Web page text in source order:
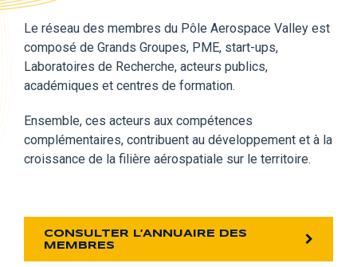
Le réseau des membres du Pôle Aerospace Valley est
composé de Grands Groupes, PME, start-ups,
Laboratoires de Recherche, acteurs publics,
académiques et centres de formation.
Ensemble, ces acteurs aux compétences
complémentaires, contribuent au développement et à la
croissance de la filière aérospatiale sur le territoire.
CONSULTER L’ANNUAIRE DES
MEMBRES